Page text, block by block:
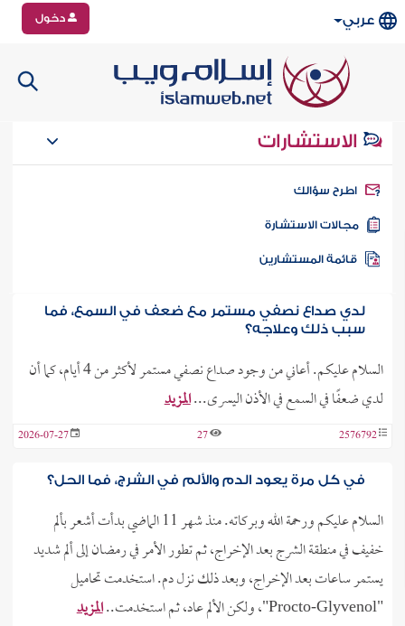
عربي دخول
الاستشارات
سؤالك
الاستشارة
لدي صداع نصفي مستمر مع ضعف في السمع، فما
سبب ذلك وعلاجه؟
السلام عليكم. أعاني من وجود صداع نصفي مستمر لأكثر من 4 أيام، كما أن
لدي ضعفًا في السمع في الأذن اليسرى...المزيد
2576792
27
2026-07-27
في كل مرة يعود الدم والألم في الشرج، فما الحل؟
السلام عليكم ورحمة الله وبركاته. منذ شهر 11 الماضي بدأت أشعر بألم
خفيف في منطقة الشرج بعد الإخراج، ثم تطور الأمر في رمضان إلى ألم شديد
يستمر ساعات بعد الإخراج، وبعد ذلك نزل دم. استخدمت تحاميل
"Procto-Glyvenol"، ولكن الألم عاد، ثم استخدمت..
المزيد